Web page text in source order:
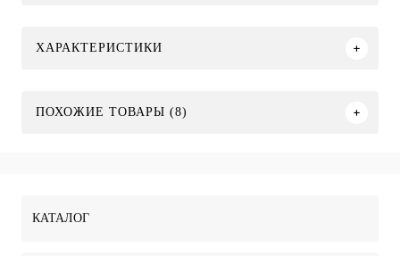
ХАРАКТЕРИСТИКИ
ПОХОЖИЕ ТОВАРЫ (8)
КАТАЛОГ